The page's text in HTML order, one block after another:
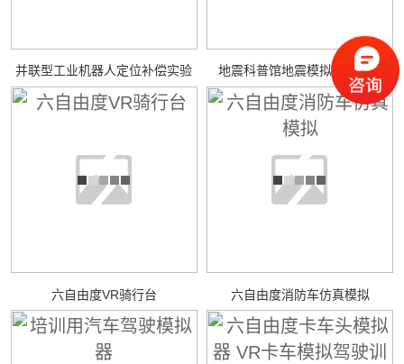
并联型工业机器人定位补偿实验 地震科普馆地震模拟体验平台
六自由度VR骑行台 六自由度消防车仿真模拟